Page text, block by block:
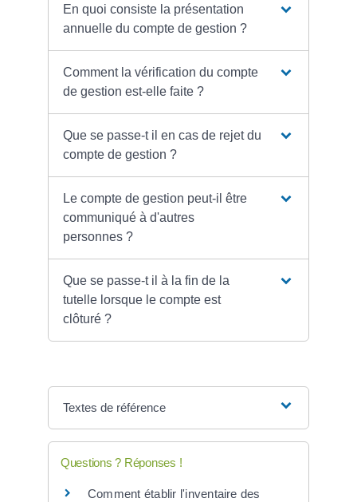
En quoi consiste la présentation
annuelle du compte de gestion ?
Comment la vérification du compte
de gestion est-elle faite ?
Que se passe-t il en cas de rejet du
compte de gestion ?
Le compte de gestion peut-il être
communiqué à d'autres
personnes ?
Que se passe-t il à la fin de la
tutelle lorsque le compte est
clôturé ?
Textes de référence
Questions ? Réponses !
Comment établir l'inventaire des